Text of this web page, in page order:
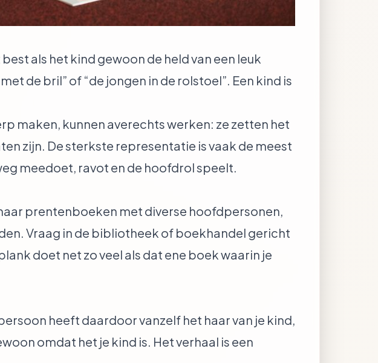
als het kind gewoon de held van een leuk
de bril” of “de jongen in de rolstoel”. Een kind is
maken, kunnen averechts werken: ze zetten het
zijn. De sterkste representatie is vaak de meest
meedoet, ravot en de hoofdrol speelt.
prentenboeken met diverse hoofdpersonen,
Vraag in de bibliotheek of boekhandel gericht
doet net zo veel als dat ene boek waarin je
heeft daardoor vanzelf het haar van je kind,
omdat het je kind is. Het verhaal is een